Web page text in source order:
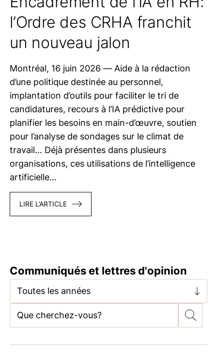
l’Ordre des CRHA franchit
un nouveau jalon
Montréal, 16 juin 2026 — Aide à la rédaction
d’une politique destinée au personnel,
implantation d’outils pour faciliter le tri de
candidatures, recours à l’IA prédictive pour
planifier les besoins en main-d’œuvre, soutien
pour l’analyse de sondages sur le climat de
travail… Déjà présentes dans plusieurs
organisations, ces utilisations de l’intelligence
artificielle…
LIRE L’ARTICLE
Communiqués et lettres d'opinion
Toutes les années